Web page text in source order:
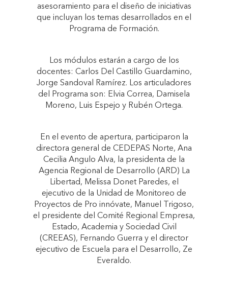
asesoramiento para el diseño de iniciativas
que incluyan los temas desarrollados en el
Programa de Formación.
Los módulos estarán a cargo de los
docentes: Carlos Del Castillo Guardamino,
Jorge Sandoval Ramírez. Los articuladores
del Programa son: Elvia Correa, Damisela
Moreno, Luis Espejo y Rubén Ortega.
En el evento de apertura, participaron la
directora general de CEDEPAS Norte, Ana
Cecilia Angulo Alva, la presidenta de la
Agencia Regional de Desarrollo (ARD) La
Libertad, Melissa Donet Paredes, el
ejecutivo de la Unidad de Monitoreo de
Proyectos de Pro innóvate, Manuel Trigoso,
el presidente del Comité Regional Empresa,
Estado, Academia y Sociedad Civil
(CREEAS), Fernando Guerra y el director
ejecutivo de Escuela para el Desarrollo, Ze
Everaldo.